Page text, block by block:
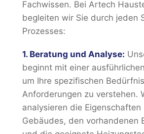
Fachwissen. Bei Artech
begleiten wir Sie durch jeden
Prozesses:
1. Beratung und Analyse:
beginnt mit einer
um Ihre spezifischen
Anforderungen zu verstehen.
analysieren die Eigenschaften
Gebäudes, den vorhandenen